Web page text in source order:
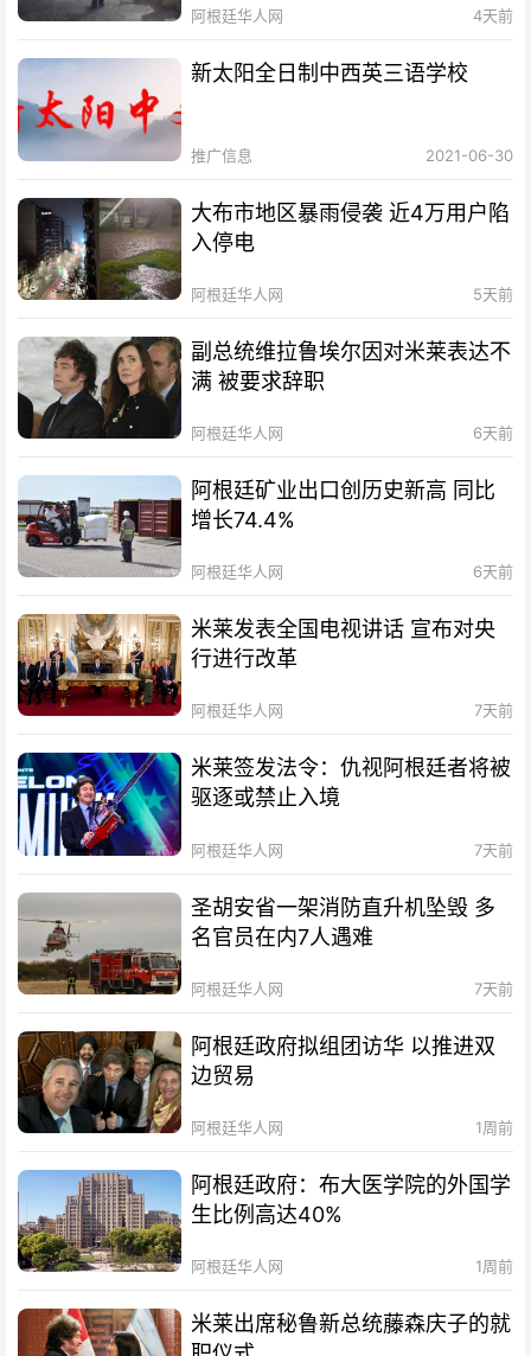
阿根廷华人网 4天前
新太阳全日制中西英三语学校
推广信息 2021-06-30
大布市地区暴雨侵袭 近4万用户陷
入停电
阿根廷华人网 5天前
副总统维拉鲁埃尔因对米莱表达不
满 被要求辞职
阿根廷华人网 6天前
阿根廷矿业出口创历史新高 同比
增长74.4%
阿根廷华人网 6天前
米莱发表全国电视讲话 宣布对央
行进行改革
阿根廷华人网 7天前
米莱签发法令：仇视阿根廷者将被
驱逐或禁止入境
阿根廷华人网 7天前
圣胡安省一架消防直升机坠毁 多
名官员在内7人遇难
阿根廷华人网 7天前
阿根廷政府拟组团访华 以推进双
边贸易
阿根廷华人网 1周前
阿根廷政府：布大医学院的外国学
生比例高达40%
阿根廷华人网 1周前
米莱出席秘鲁新总统藤森庆子的就